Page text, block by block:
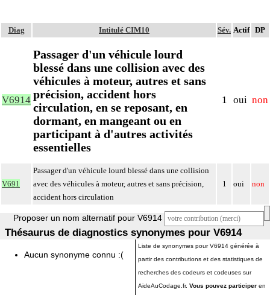
Diag Intitulé CIM10 Sév. Actif DP
V6914
Passager d'un véhicule lourd
blessé dans une collision avec des
véhicules à moteur, autres et sans
précision, accident hors
circulation, en se reposant, en
dormant, en mangeant ou en
participant à d'autres activités
essentielles
1 oui non
V691
Passager d'un véhicule lourd blessé dans une collision
avec des véhicules à moteur, autres et sans précision,
accident hors circulation
1 oui non
Proposer un nom alternatif pour V6914
Thésaurus de diagnostics synonymes pour V6914
Aucun synonyme connu :(
Liste de synonymes pour V6914 générée à
partir des contributions et des statistiques de
recherches des codeurs et codeuses sur
AideAuCodage.fr. Vous pouvez participer en